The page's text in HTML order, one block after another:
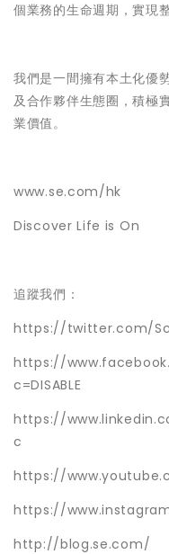
個業務的生命週期，實現
我們是一間擁有本土化優
及合作夥伴生態圈，積極
業價值。
www.se.com/hk
Discover Life is On
追蹤我們：
https://twitter.com/
https://
c=DISABLE
https://
c
https://
https://
http://blog.se.com/